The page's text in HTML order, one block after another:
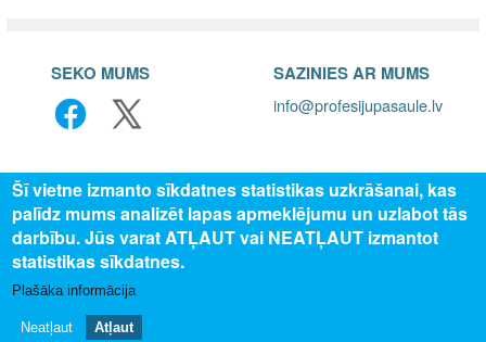
SEKO MUMS SAZINIES AR MUMS
info@profesijupasaule.lv
© 2025 Valsts izglītības attīstības aģentūra, publicētā satura visas
Šī vietne izmanto sīkdatnes statistikas uzkrāšanai, kas
palīdz mums analizēt lapas apmeklējumu un uzlabot tās
darbību. Jūs varat ATĻAUT vai NEATĻAUT izmantot
statistikas sīkdatnes.
Plašāka informācija
Neatļaut Atļaut